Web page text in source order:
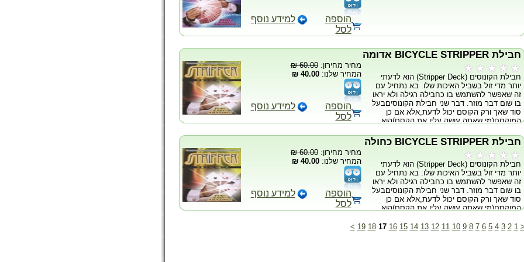
הוספה
לסל
למידע נוסף
חבילת BICYCLE STRIPPER אדומה
חבילת הקונוסים (Stripper Deck) הוא לדעתי
יותר מדי זול בשביל האיכות שלו. בא נתחיל עם
זה שאפשר להשתמש בו כחבילה רגילה ולא יראו
בו שום דבר מוזר. דבר שני חבילת הקונוסיםבעל
סוד שאך ורק הקוסם יכול לדעת,אלא אם כן
המוקסם(מי שאתה עושה עליו את הקסם)הוא
מקום ולא מפחד בכלל שהקסם לא יעבוד. עוד
דבר שאני מאד אוהב בחבילה הזו היא שאני
תמיד משתמש בה וכשקסם אחר שלא קשור
בחבילה הזו משתבש אני ממשיך ועושה קסם עם
הסוד של החבילה. אני לא מישהו שמגזים,ואני
אומר את האמת עכשיו...אפילו תינוק יכול
להשתמש בחבילת הקונוסים, כי היא כל כך
פשוטה. אפשר לבצע בה אין ספור רוטינות
וטריקים ואף פעם לא יגלו אותך. יתרונות: קשה
רגילה,הגימיק הוא גימיק גאוני. חסרונות:היה לי
מחיר מחירון:60.00 ₪
המחיר שלנו:40.00 ₪
הוספה
לסל
למידע נוסף
חבילת BICYCLE STRIPPER כחולה
חבילת הקונוסים (Stripper Deck) הוא לדעתי
יותר מדי זול בשביל האיכות שלו. בא נתחיל עם
זה שאפשר להשתמש בו כחבילה רגילה ולא יראו
בו שום דבר מוזר. דבר שני חבילת הקונוסיםבעל
סוד שאך ורק הקוסם יכול לדעת,אלא אם כן
המוקסם(מי שאתה עושה עליו את הקסם)הוא
מקום ולא מפחד בכלל שהקסם לא יעבוד. עוד
מחיר מחירון:60.00 ₪
המחיר שלנו:40.00 ₪
הוספה
לסל
למידע נוסף
1
2
3
4
5
6
7
8
9
10
11
12
13
14
15
16
17
18
19
>